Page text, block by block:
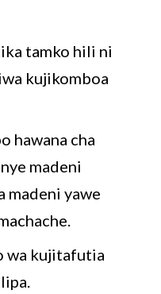
tamko hili ni
kujikomboa
hawana cha
madeni
madeni yawe
wa kujitafutia